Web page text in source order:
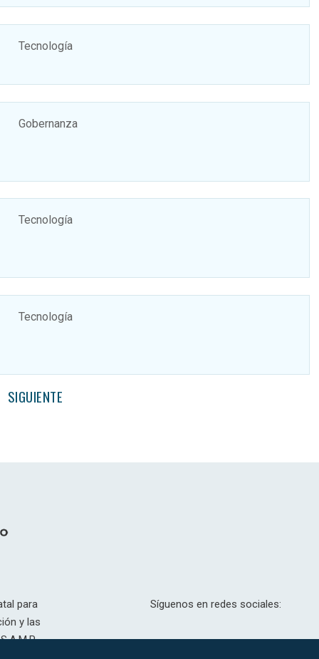
Tecnología
Gobernanza
Tecnología
Tecnología
SIGUIENTE
para
y las
Síguenos en redes sociales: